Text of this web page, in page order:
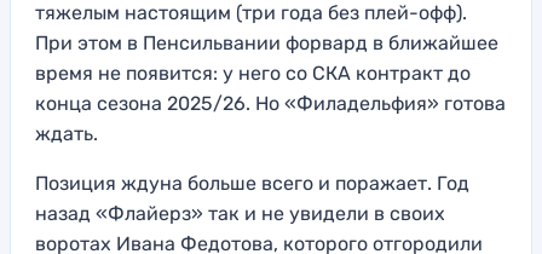
тяжелым настоящим (три года без плей-офф).
При этом в Пенсильвании форвард в ближайшее
время не появится: у него со СКА контракт до
конца сезона 2025/26. Но «Филадельфия» готова
ждать.
Позиция ждуна больше всего и поражает. Год
назад «Флайерз» так и не увидели в своих
воротах Ивана Федотова, которого отгородили